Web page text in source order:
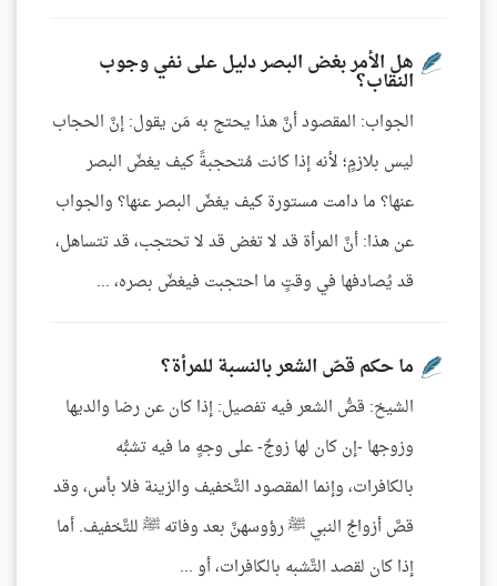
هل الأمر بغض البصر دليل على نفي وجوب
النقاب؟
الجواب: المقصود أنَّ هذا يحتج به مَن يقول: إنَّ الحجاب
ليس بلازمٍ؛ لأنه إذا كانت مُتحجبةً كيف يغضّ البصر
عنها؟ ما دامت مستورة كيف يغضّ البصر عنها؟ والجواب
عن هذا: أنَّ المرأة قد لا تغض قد لا تحتجب، قد تتساهل،
قد يُصادفها في وقتٍ ما احتجبت فيغضّ بصره، ...
ما حكم قصّ الشعر بالنسبة للمرأة؟
الشيخ: قصُّ الشعر فيه تفصيل: إذا كان عن رضا والديها
وزوجها -إن كان لها زوجٌ- على وجهٍ ما فيه تشبُّه
بالكافرات، وإنما المقصود التَّخفيف والزينة فلا بأس، وقد
قصَّ أزواجُ النبي ﷺ رؤوسهنَّ بعد وفاته ﷺ للتَّخفيف. أما
إذا كان لقصد التَّشبه بالكافرات، أو ...